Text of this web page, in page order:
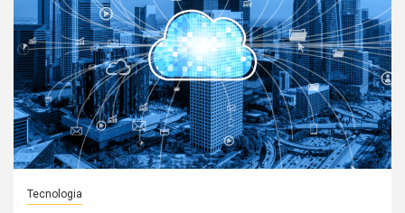
Tecnologia